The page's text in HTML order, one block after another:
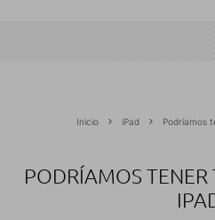
Inicio iPad Podríamos
PODRÍAMOS TENER